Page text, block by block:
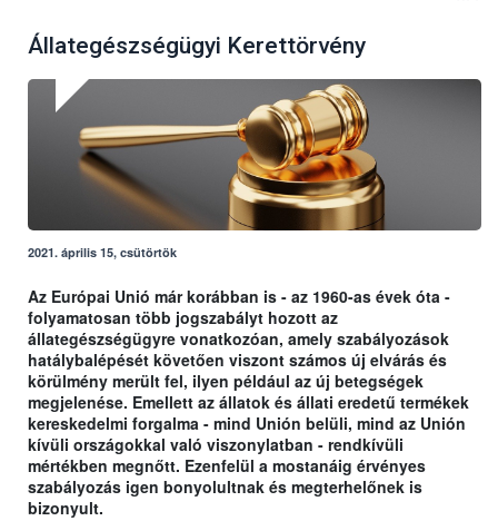
Állategészségügyi Kerettörvény
2021. április 15, csütörtök
Az Európai Unió már korábban is - az 1960-as évek óta -
folyamatosan több jogszabályt hozott az
állategészségügyre vonatkozóan, amely szabályozások
hatálybalépését követően viszont számos új elvárás és
körülmény merült fel, ilyen például az új betegségek
megjelenése. Emellett az állatok és állati eredetű termékek
kereskedelmi forgalma - mind Unión belüli, mind az Unión
kívüli országokkal való viszonylatban - rendkívüli
mértékben megnőtt. Ezenfelül a mostanáig érvényes
szabályozás igen bonyolultnak és megterhelőnek is
bizonyult.